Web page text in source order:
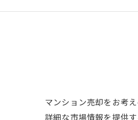
マンション売却をお考
詳細な市場情報を提供